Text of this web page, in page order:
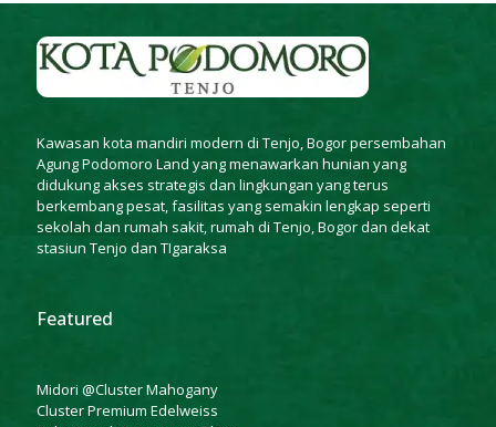
Kawasan kota mandiri modern di Tenjo, Bogor persembahan
Agung Podomoro Land yang menawarkan hunian yang
didukung akses strategis dan lingkungan yang terus
berkembang pesat, fasilitas yang semakin lengkap seperti
sekolah dan rumah sakit, rumah di Tenjo, Bogor dan dekat
stasiun Tenjo dan TIgaraksa
Featured
Midori @Cluster Mahogany
Cluster Premium Edelweiss